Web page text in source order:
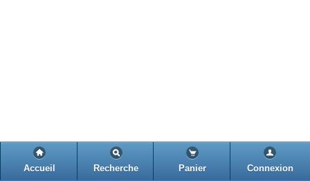
Accueil Recherche Panier Connexion